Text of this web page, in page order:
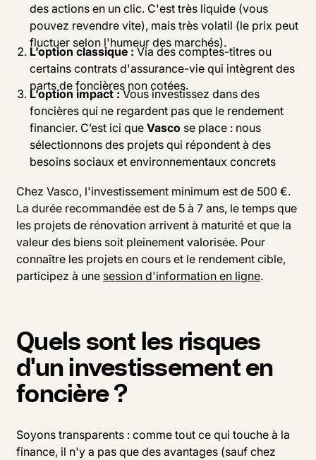
des actions en un clic. C'est très liquide (vous
pouvez revendre vite), mais très volatil (le prix peut
fluctuer selon l'humeur des marchés).
L’option classique :Via des comptes-titres ou
certains contrats d'assurance-vie qui intègrent des
parts de foncières non cotées.
L’option impact :Vous investissez dans des
foncières qui ne regardent pas que le rendement
financier. C’est ici queVasco se place : nous
sélectionnons des projets qui répondent à des
besoins sociaux et environnementaux concrets
Chez Vasco, l'investissement minimum est de 500 €.
La durée recommandée est de 5 à 7 ans, le temps que
les projets de rénovation arrivent à maturité et que la
valeur des biens soit pleinement valorisée. Pour
connaître les projets en cours et le rendement cible,
participez à une session d'information en ligne.
Quels sont les risques
d'un investissement en
foncière ?
Soyons transparents : comme tout ce qui touche à la
finance, il n'y a pas que des avantages (sauf chez